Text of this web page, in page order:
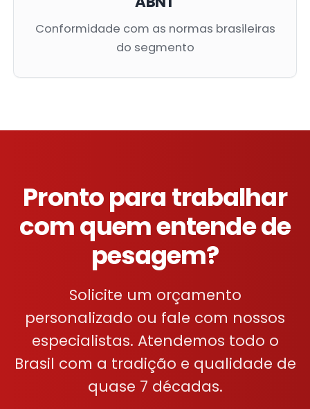
Conformidade com as normas brasileiras
do segmento
Pronto para trabalhar
com quem entende de
pesagem?
Solicite um orçamento
personalizado ou fale com nossos
especialistas. Atendemos todo o
Brasil com a tradição e qualidade de
quase 7 décadas.